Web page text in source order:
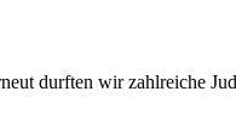
durften wir zahlreiche